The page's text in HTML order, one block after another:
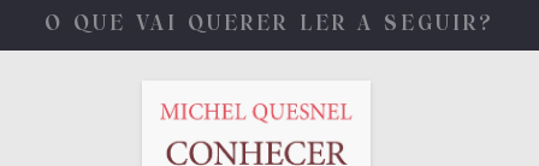
O QUE VAI QUERER LER A SEGUIR?